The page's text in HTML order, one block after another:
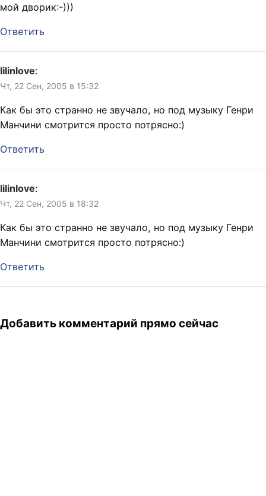
мой дворик:-)))
Ответить
lilinlove:
Чт, 22 Сен, 2005 в 15:32
Как бы это странно не звучало, но под музыку Генри
Манчини смотрится просто потрясно:)
Ответить
lilinlove:
Чт, 22 Сен, 2005 в 18:32
Как бы это странно не звучало, но под музыку Генри
Манчини смотрится просто потрясно:)
Ответить
Добавить комментарий прямо сейчас